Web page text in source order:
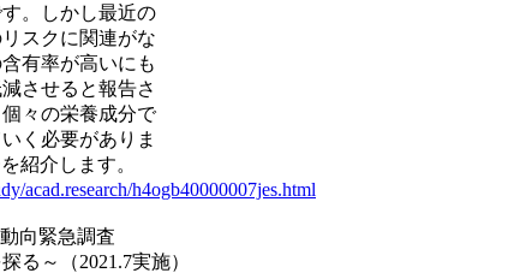
。しかし最近の
スクに関連がな
有率が高いにも
させると報告さ
々の栄養成分で
く必要がありま
紹介します。
acad.research/h4ogb40000007jes.html
向緊急調査
る～（2021.7実施）